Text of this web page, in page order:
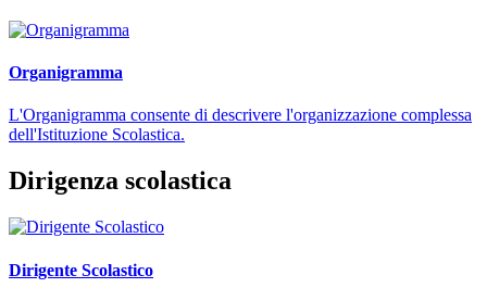
Organigramma
L'Organigramma consente di descrivere l'organizzazione complessa
dell'Istituzione Scolastica.
Dirigenza scolastica
Dirigente Scolastico